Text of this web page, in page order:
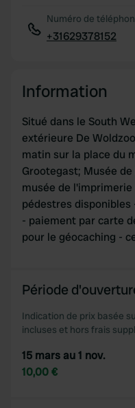
Numéro de
+31629378152
Information
Situé dans le South
extérieure De
matin sur la place du
Grootegast; Musée
musée de
pédestres
- paiement par carte
pour le géocaching -
Période
Indication de prix basée
incluses et hors frais
15 mars au 1 nov.
10,00 €